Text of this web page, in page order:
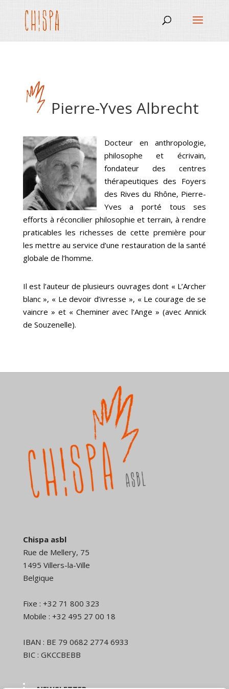
Pierre-Yves Albrecht
Docteur en anthropologie,
philosophe et écrivain,
fondateur des centres
thérapeutiques des Foyers
des Rives du Rhône, Pierre-
Yves a porté tous ses
efforts à réconcilier philosophie et terrain, à rendre
praticables les richesses de cette première pour
les mettre au service d’une restauration de la santé
globale de l’homme.
Il est l’auteur de plusieurs ouvrages dont « L’Archer
blanc », « Le devoir d’ivresse », « Le courage de se
vaincre » et « Cheminer avec l’Ange » (avec Annick
de Souzenelle).
Chispa asbl
Rue de Mellery, 75
1495 Villers-la-Ville
Belgique
Fixe : +32 71 800 323
Mobile : +32 495 27 00 18
IBAN : BE 79 0682 2774 6933
BIC : GKCCBEBB